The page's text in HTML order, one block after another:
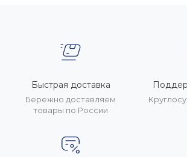
Быстрая доставка
Бережно доставляем
товары по России